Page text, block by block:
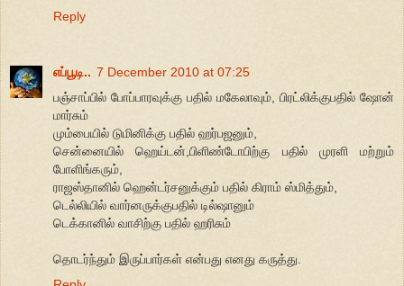
Reply
எப்பூடி.. 7 December 2010 at 07:25
பஞ்சாப்பில் போப்பாரவுக்கு பதில் மகேலாவும், பிரட்லிக்குபதில் ஷோன்
மார்சும்
மும்பையில் டுமினிக்கு பதில் ஹர்பஜனும்,
சென்னையில் ஹெய்டன்,பிளிண்டோபிற்கு பதில் முரளி மற்றும்
போளிங்கரும்,
ராஜஸ்தானில் ஹென்டர்சனுக்கும் பதில் கிராம் ஸ்மித்தும்,
டெல்லியில் வார்னருக்குபதில் டில்ஷானும்
டெக்கானில் வாசிற்கு பதில் ஹரிசும்
தொடர்ந்தும் இருப்பார்கள் என்பது எனது கருத்து.